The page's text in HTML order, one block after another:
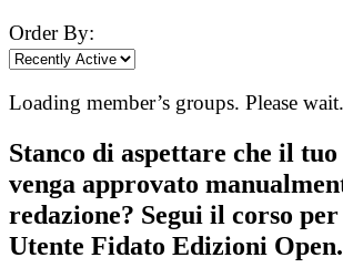
Order By:
Loading member’s groups. Please wait.
Stanco di aspettare che il
venga approvato
redazione? Segui il corso
Utente Fidato Edizioni Open.